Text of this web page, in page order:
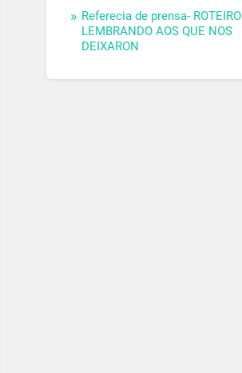
Referecia de prensa- ROTEIRO
LEMBRANDO AOS QUE NOS
DEIXARON